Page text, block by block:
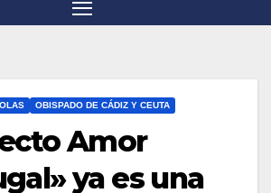
OBISPADO DE CÁDIZ Y CEUTA
Amor
ya es una